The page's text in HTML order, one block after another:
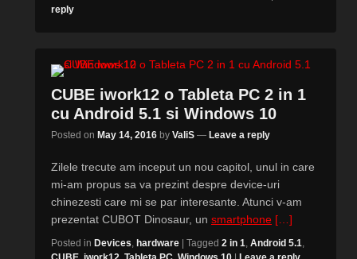
reply
CUBE iwork12 o Tableta PC 2 in 1
cu Android 5.1 si Windows 10
Posted on May 14, 2016 by ValiS — Leave a reply
Zilele trecute am inceput un nou capitol, unul in care
mi-am propus sa va prezint despre device-uri
chinezesti care mi se par interesante. Atunci v-am
prezentat CUBOT Dinosaur, un smartphone […]
Posted in Devices, hardware Tagged 2 in 1, Android 5.1,